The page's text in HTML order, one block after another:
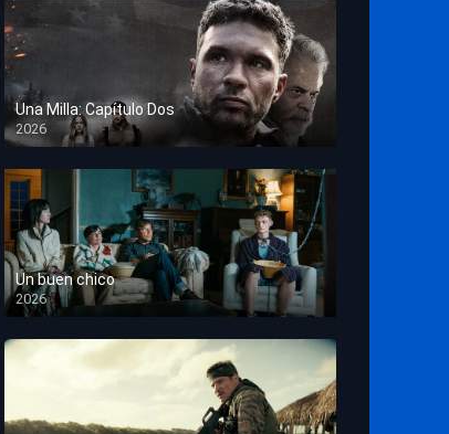
Una Milla: Capítulo Dos
2026
HD 1080p
Un buen chico
2026
HD 1080p